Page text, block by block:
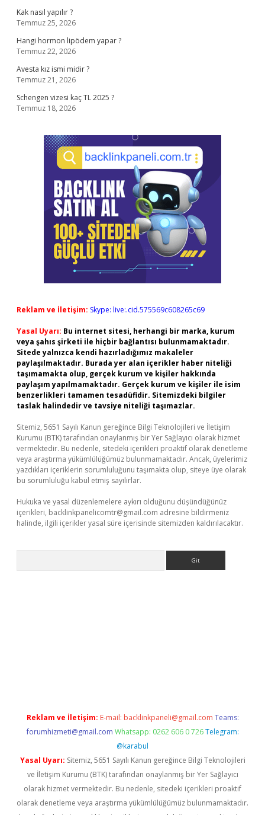
Kak nasıl yapılır ?
Temmuz 25, 2026
Hangi hormon lipödem yapar ?
Temmuz 22, 2026
Avesta kız ismi midir ?
Temmuz 21, 2026
Schengen vizesi kaç TL 2025 ?
Temmuz 18, 2026
Reklam ve İletişim: Skype: live:.cid.575569c608265c69
Yasal Uyarı: Bu internet sitesi, herhangi bir marka, kurum
veya şahıs şirketi ile hiçbir bağlantısı bulunmamaktadır.
Sitede yalnızca kendi hazırladığımız makaleler
paylaşılmaktadır. Burada yer alan içerikler haber niteliği
taşımamakta olup, gerçek kurum ve kişiler hakkında
paylaşım yapılmamaktadır. Gerçek kurum ve kişiler ile isim
benzerlikleri tamamen tesadüfidir. Sitemizdeki bilgiler
taslak halindedir ve tavsiye niteliği taşımazlar.
Sitemiz, 5651 Sayılı Kanun gereğince Bilgi Teknolojileri ve İletişim
Kurumu (BTK) tarafından onaylanmış bir Yer Sağlayıcı olarak hizmet
vermektedir. Bu nedenle, sitedeki içerikleri proaktif olarak denetleme
veya araştırma yükümlülüğümüz bulunmamaktadır. Ancak, üyelerimiz
yazdıkları içeriklerin sorumluluğunu taşımakta olup, siteye üye olarak
bu sorumluluğu kabul etmiş sayılırlar.
Hukuka ve yasal düzenlemelere aykırı olduğunu düşündüğünüz
içerikleri, backlinkpanelicomtr@gmail.com adresine bildirmeniz
halinde, ilgili içerikler yasal süre içerisinde sitemizden kaldırılacaktır.
Reklam ve İletişim: E-mail: backlinkpaneli@gmail.com Teams:
forumhizmeti@gmail.com Whatsapp: 0262 606 0 726 Telegram:
@karabul
Yasal Uyarı: Sitemiz, 5651 Sayılı Kanun gereğince Bilgi Teknolojileri
ve İletişim Kurumu (BTK) tarafından onaylanmış bir Yer Sağlayıcı
olarak hizmet vermektedir. Bu nedenle, sitedeki içerikleri proaktif
olarak denetleme veya araştırma yükümlülüğümüz bulunmamaktadır.